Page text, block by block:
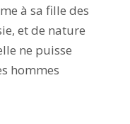
à sa fille des
et de nature
ne puisse
hommes